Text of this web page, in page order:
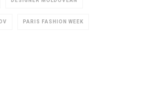
PARIS FASHION WEEK